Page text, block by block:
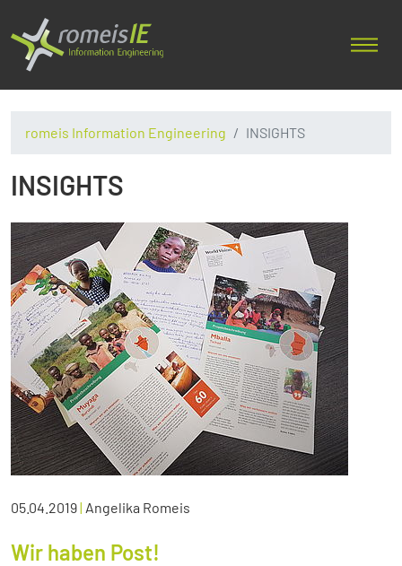
romeis Information Engineering INSIGHTS
INSIGHTS
05.04.2019| Angelika Romeis
Wir haben Post!